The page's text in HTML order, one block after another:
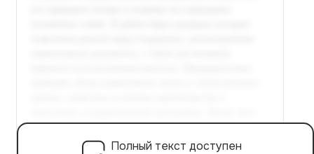
Полный текст доступен